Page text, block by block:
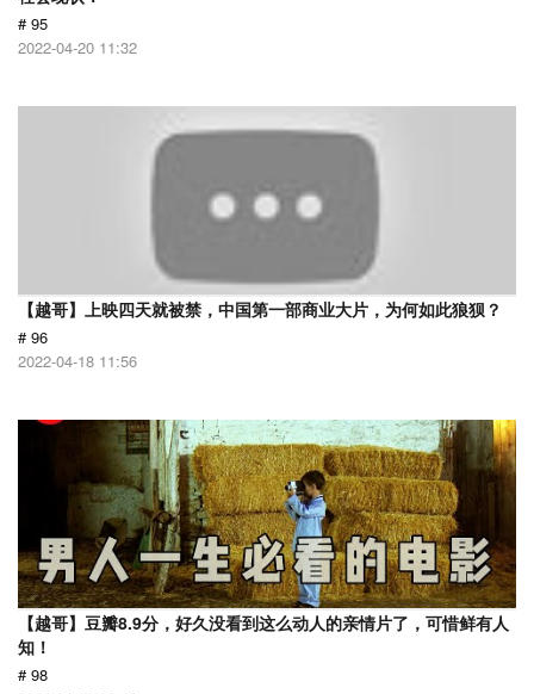
# 95
2022-04-20 11:32
【越哥】上映四天就被禁，中国第一部商业大片，为何如此狼狈？
# 96
2022-04-18 11:56
【越哥】豆瓣8.9分，好久没看到这么动人的亲情片了，可惜鲜有人
知！
# 98